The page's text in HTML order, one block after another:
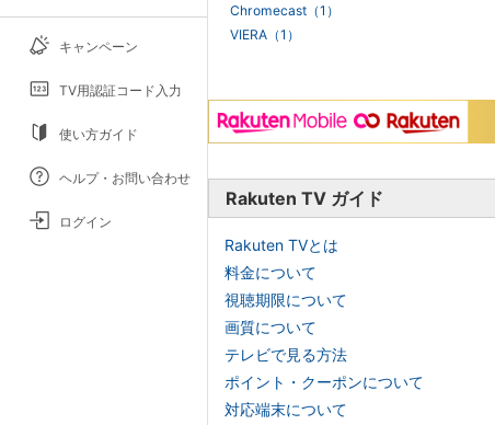
キャンペーン
TV用認証コード入力
使い方ガイド
ヘルプ・お問い合わせ
ログイン
Chromecast（1）
VIERA（1）
Rakuten TV ガイド
Rakuten TVとは
料金について
視聴期限について
画質について
テレビで見る方法
ポイント・クーポンについて
対応端末について